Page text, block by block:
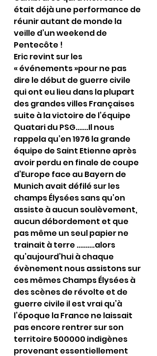
était déjà une performance de
réunir autant de monde la
veille d’un weekend de
Pentecôte !
Eric revint sur les
« événements »pour ne pas
dire le début de guerre civile
qui ont eu lieu dans la plupart
des grandes villes Françaises
suite à la victoire de l’équipe
Quatari du PSG…….Il nous
rappela qu’en 1976 la grande
équipe de Saint Etienne après
avoir perdu en finale de coupe
d’Europe face au Bayern de
Munich avait défilé sur les
champs Élysées sans qu’on
assiste à aucun soulèvement,
aucun débordement et que
pas même un seul papier ne
trainait à terre ……….alors
qu’aujourd’hui à chaque
évènement nous assistons sur
ces mêmes Champs Élysées à
des scènes de révolte et de
guerre civile il est vrai qu’à
l’époque la France ne laissait
pas encore rentrer sur son
territoire 500000 indigènes
provenant essentiellement